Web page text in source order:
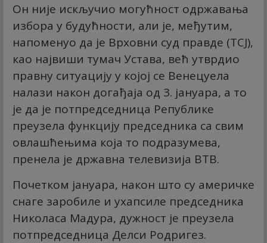
Он није искључио могућност одржавања
избора у будућности, али је, међутим,
напоменуо да је Врховни суд правде (ТСЈ),
као највиши тумач Устава, већ утврдио
правну ситуацију у којој се Венецуела
налази након догађаја од 3. јануара, а то
је да је потпредседница Републике
преузела функцију председника са свим
овлашћењима која то подразумева,
пренела је државна телевизија ВТВ.
Почетком јануара, након што су америчке
снаге заробиле и ухапсиле председника
Николаса Мадура, дужност је преузела
потпредседница Делси Родригез.